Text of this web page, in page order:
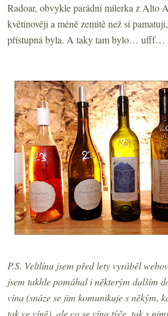
Radoar, obvykle parádní milerka z Alto
květinověji a méně zemitě než si
přístupná byla. A taky tam bylo… ufff…
P.S. Veltlínu jsem před lety vyráběl
jsem takhle pomáhal i některým dalším
vína (snáze se jim komunikuje s někým,
tak ve víně), ale co se vína týče, tak s